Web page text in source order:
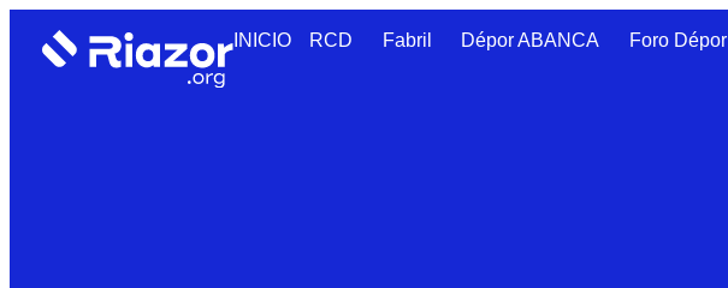
INICIO RCD Fabril Dépor ABANCA Foro Dépor